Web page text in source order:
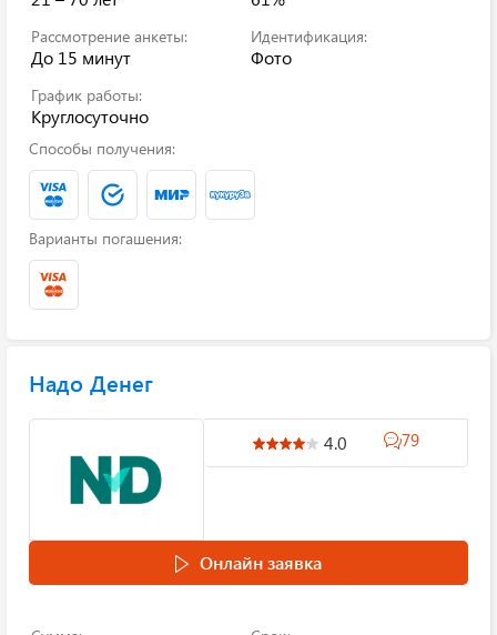
Рассмотрение анкеты:
До 15 минут
Идентификация:
Фото
График работы:
Круглосуточно
Способы получения:
Варианты погашения:
Надо Денег
4.0 79
Онлайн заявка